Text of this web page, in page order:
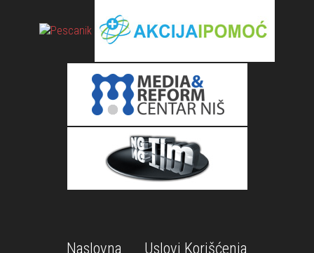
Naslovna Uslovi Korišćenja